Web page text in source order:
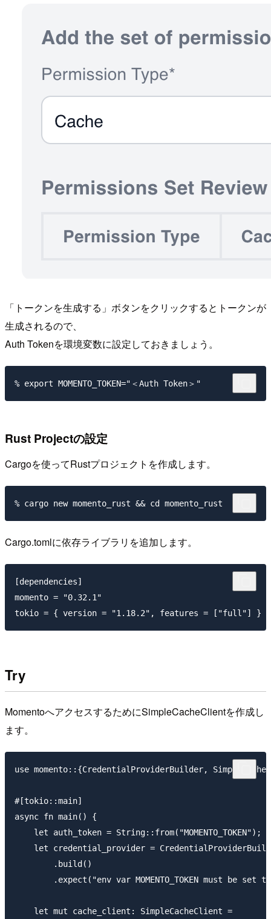
「トークンを生成する」ボタンをクリックするとトークンが
生成されるので、
Auth Tokenを環境変数に設定しておきましょう。
Rust Projectの設定
Cargoを使ってRustプロジェクトを作成します。
Cargo.tomlに依存ライブラリを追加します。
[dependencies]
momento = "0.32.1"
Try
MomentoへアクセスするためにSimpleCacheClientを作成し
ます。
use momento::{CredentialProviderBuilder,
#[tokio::main]
async fn main() {
    let auth_token = String::from("MOMENTO_TOKEN");
let credential_provider =
        .build()
.expect("env var MOMENTO_TOKEN must be set
    let mut cache_client: SimpleCacheClient =